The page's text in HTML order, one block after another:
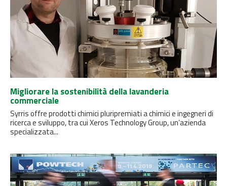
Migliorare la sostenibilità della lavanderia
commerciale
Syrris offre prodotti chimici pluripremiati a chimici e ingegneri di
ricerca e sviluppo, tra cui Xeros Technology Group, un’azienda
specializzata...